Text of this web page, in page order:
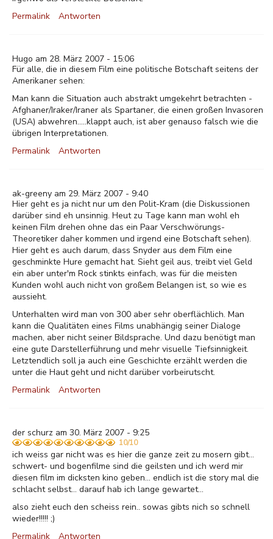
Permalink
Antworten
Hugo am 28. März 2007 - 15:06
Für alle, die in diesem Film eine politische Botschaft seitens der
Amerikaner sehen:
Man kann die Situation auch abstrakt umgekehrt betrachten -
Afghaner/Iraker/Iraner als Spartaner, die einen großen Invasoren
(USA) abwehren.....klappt auch, ist aber genauso falsch wie die
übrigen Interpretationen.
Permalink
Antworten
ak-greeny am 29. März 2007 - 9:40
Hier geht es ja nicht nur um den Polit-Kram (die Diskussionen
darüber sind eh unsinnig. Heut zu Tage kann man wohl eh
keinen Film drehen ohne das ein Paar Verschwörungs-
Theoretiker daher kommen und irgend eine Botschaft sehen).
Hier geht es auch darum, dass Snyder aus dem Film eine
geschminkte Hure gemacht hat. Sieht geil aus, treibt viel Geld
ein aber unter'm Rock stinkts einfach, was für die meisten
Kunden wohl auch nicht von großem Belangen ist, so wie es
aussieht.
Unterhalten wird man von 300 aber sehr oberflächlich. Man
kann die Qualitäten eines Films unabhängig seiner Dialoge
machen, aber nicht seiner Bildsprache. Und dazu benötigt man
eine gute Darstellerführung und mehr visuelle Tiefsinnigkeit.
Letztendlich soll ja auch eine Geschichte erzählt werden die
unter die Haut geht und nicht darüber vorbeirutscht.
Permalink
Antworten
der schurz am 30. März 2007 - 9:25
10/10
ich weiss gar nicht was es hier die ganze zeit zu mosern gibt...
schwert- und bogenfilme sind die geilsten und ich werd mir
diesen film im dicksten kino geben... endlich ist die story mal die
schlacht selbst... darauf hab ich lange gewartet...
also zieht euch den scheiss rein.. sowas gibts nich so schnell
wieder!!!!! ;)
Permalink
Antworten